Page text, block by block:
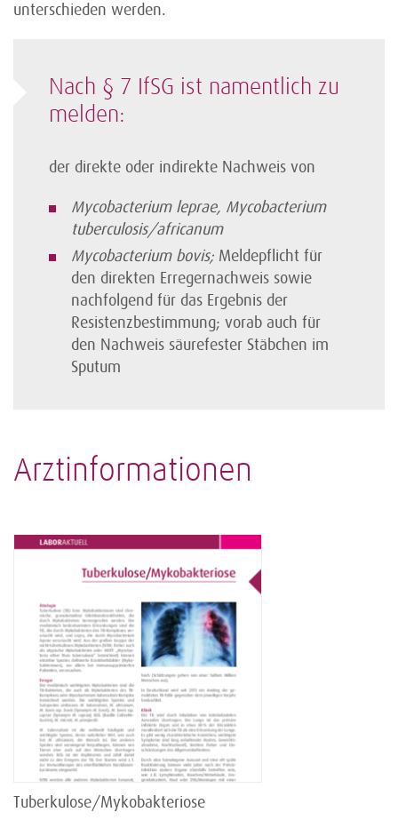
unterschieden werden.
Nach § 7 IfSG ist namentlich zu
melden:
der direkte oder indirekte Nachweis von
Mycobacterium leprae, Mycobacterium
tuberculosis/africanum
Mycobacterium bovis; Meldepflicht für
den direkten Erregernachweis sowie
nachfolgend für das Ergebnis der
Resistenzbestimmung; vorab auch für
den Nachweis säurefester Stäbchen im
Sputum
Arztinformationen
Tuberkulose/Mykobakteriose